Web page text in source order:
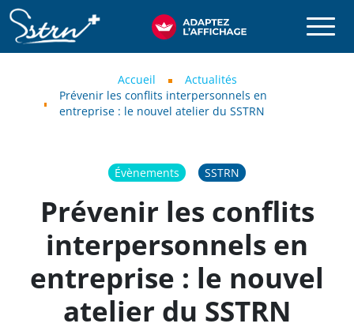
Aller au contenu principal
SSTRN
Accueil
Actualités
Prévenir les conflits interpersonnels en
entreprise : le nouvel atelier du SSTRN
Évènements SSTRN
Prévenir les conflits
interpersonnels en
entreprise : le nouvel
atelier du SSTRN